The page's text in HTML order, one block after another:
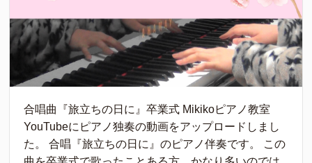
合唱曲『旅立ちの日に』卒業式 Mikikoピアノ教室
YouTubeにピアノ独奏の動画をアップロードしまし
た。 合唱『旅立ちの日に』のピアノ伴奏です。 この